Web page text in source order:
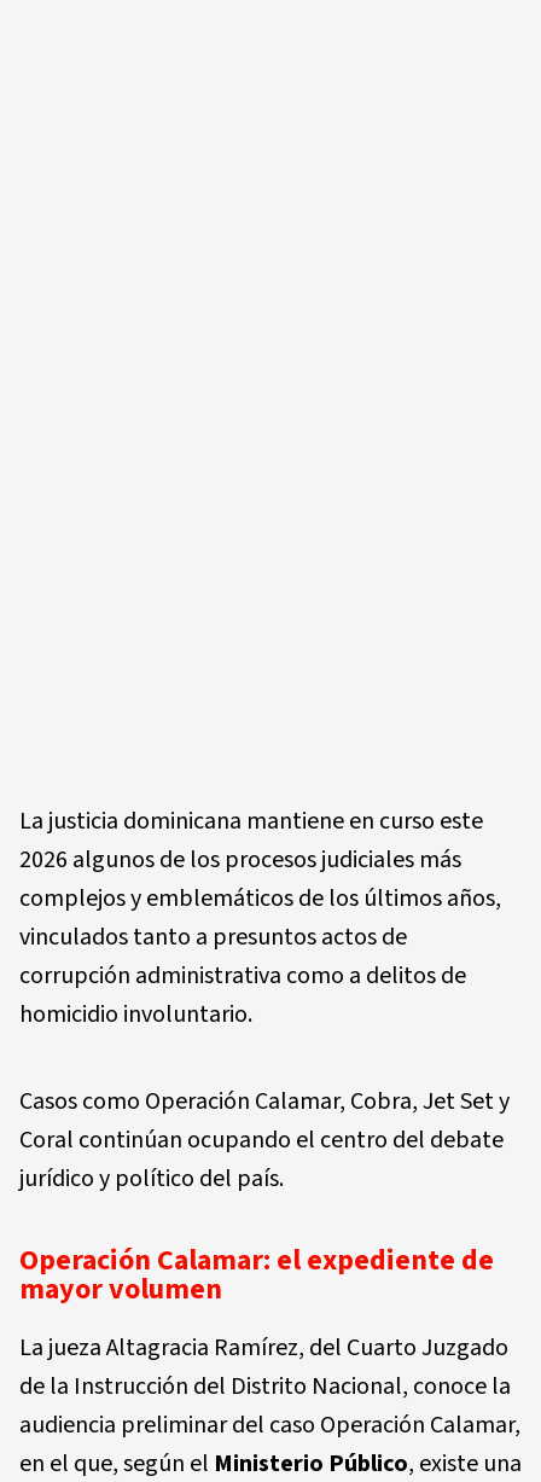
La justicia dominicana mantiene en curso este
2026 algunos de los procesos judiciales más
complejos y emblemáticos de los últimos años,
vinculados tanto a presuntos actos de
corrupción administrativa como a delitos de
homicidio involuntario.
Casos como Operación Calamar, Cobra, Jet Set y
Coral continúan ocupando el centro del debate
jurídico y político del país.
Operación Calamar: el expediente de
mayor volumen
La jueza Altagracia Ramírez, del Cuarto Juzgado
de la Instrucción del Distrito Nacional, conoce la
audiencia preliminar del caso Operación Calamar,
en el que, según el Ministerio Público, existe una